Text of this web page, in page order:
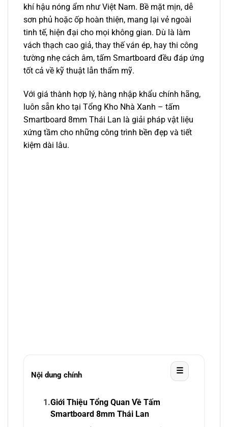
khí hậu nóng ẩm như Việt Nam. Bề mặt mịn, dễ
sơn phủ hoặc ốp hoàn thiện, mang lại vẻ ngoài
tinh tế, hiện đại cho mọi không gian. Dù là làm
vách thạch cao giả, thay thế ván ép, hay thi công
tường nhẹ cách âm, tấm Smartboard đều đáp ứng
tốt cả về kỹ thuật lẫn thẩm mỹ.
Với giá thành hợp lý, hàng nhập khẩu chính hãng,
luôn sẵn kho tại Tổng Kho Nhà Xanh – tấm
Smartboard 8mm Thái Lan là giải pháp vật liệu
xứng tầm cho những công trình bền đẹp và tiết
kiệm dài lâu.
Nội dung chính ☰
1.Giới Thiệu Tổng Quan Về Tấm
Smartboard 8mm Thái Lan